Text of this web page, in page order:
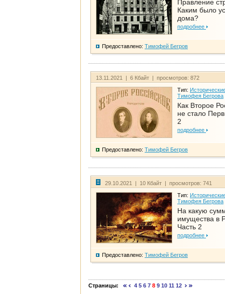
Правление
Каким было
дома?
подробнее
Предоставлено: Тимофей Бегров
13.11.2021 | 6 Кбайт | просмотров: 872
Тип:
Тимофея Бегрова
Как Второе
не стало
2
подробнее
Предоставлено: Тимофей Бегров
29.10.2021 | 10 Кбайт | просмотров: 741
Тип:
Тимофея Бегрова
На какую
имущества в
Часть 2
подробнее
Предоставлено: Тимофей Бегров
Страницы: 4 5 6 7 8 9 10 11 12